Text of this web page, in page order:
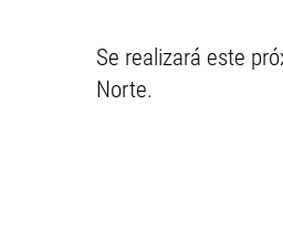
Se realizará este
Norte.